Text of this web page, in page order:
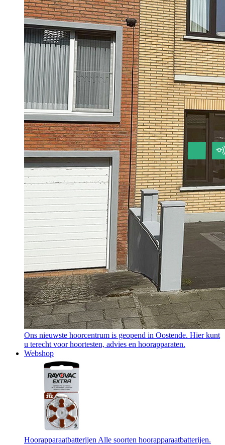
Ons nieuwste hoorcentrum is geopend in Oostende. Hier kunt
u terecht voor hoortesten, advies en hoorapparaten.
Webshop
Hoorapparaatbatterijen Alle soorten hoorapparaatbatterijen.